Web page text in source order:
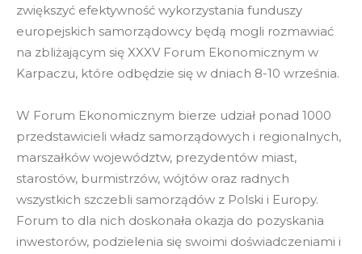
zwiększyć efektywność wykorzystania funduszy
europejskich samorządowcy będą mogli rozmawiać
na zbliżającym się XXXV Forum Ekonomicznym w
Karpaczu, które odbędzie się w dniach 8-10 września.
W Forum Ekonomicznym bierze udział ponad 1000
przedstawicieli władz samorządowych i regionalnych,
marszałków województw, prezydentów miast,
starostów, burmistrzów, wójtów oraz radnych
wszystkich szczebli samorządów z Polski i Europy.
Forum to dla nich doskonała okazja do pozyskania
inwestorów, podzielenia się swoimi doświadczeniami i